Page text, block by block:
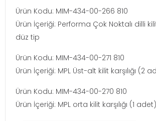
Ürün Kodu: MIM-434-00-266 810
Ürün İçeriği: Performa Çok Noktalı dilli
düz tip
Ürün Kodu: MIM-434-00-271 810
Ürün İçeriği: MPL Üst-alt kilit karşılığı (2
Ürün Kodu: MIM-434-00-270 810
Ürün İçeriği: MPL orta kilit karşılığı (1 adet)